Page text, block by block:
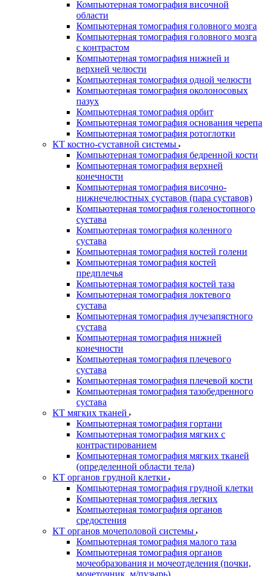
Компьютерная томография височной
области
Компьютерная томография головного мозга
Компьютерная томография головного мозга
с контрастом
Компьютерная томография нижней и
верхней челюсти
Компьютерная томография одной челюсти
Компьютерная томография околоносовых
пазух
Компьютерная томография орбит
Компьютерная томография основания черепа
Компьютерная томография ротоглотки
КТ костно-суставной системы
Компьютерная томография бедренной кости
Компьютерная томография верхней
конечности
Компьютерная томография височно-
нижнечелюстных суставов (пара суставов)
Компьютерная томография голеностопного
сустава
Компьютерная томография коленного
сустава
Компьютерная томография костей голени
Компьютерная томография костей
предплечья
Компьютерная томография костей таза
Компьютерная томография локтевого
сустава
Компьютерная томография лучезапястного
сустава
Компьютерная томография нижней
конечности
Компьютерная томография плечевого
сустава
Компьютерная томография плечевой кости
Компьютерная томография тазобедренного
сустава
КТ мягких тканей
Компьютерная томография гортани
Компьютерная томография мягких с
контрастированием
Компьютерная томография мягких тканей
(определенной области тела)
КТ органов грудной клетки
Компьютерная томография грудной клетки
Компьютерная томография легких
Компьютерная томография органов
средостения
КТ органов мочеполовой системы
Компьютерная томография малого таза
Компьютерная томография органов
мочеобразования и мочеотделения (почки,
мочеточник, м/пузырь)